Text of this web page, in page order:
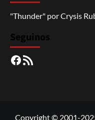
"Thunder" porCrysis
Seguinos
Facebook
RSS
Copyright © 2001-